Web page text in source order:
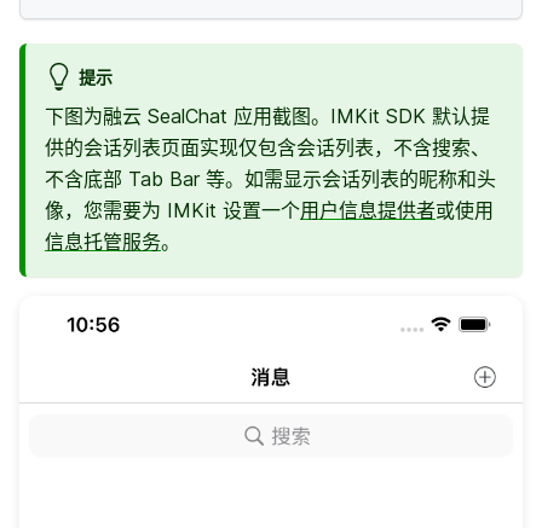
提示
下图为融云 SealChat 应用截图。IMKit SDK 默认提
供的会话列表页面实现仅包含会话列表，不含搜索、
不含底部 Tab Bar 等。如需显示会话列表的昵称和头
像，您需要为 IMKit 设置一个用户信息提供者或使用
信息托管服务。